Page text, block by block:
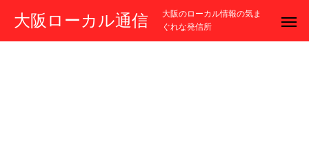
大阪ローカル通信
大阪のローカル情報の気ま
ぐれな発信所